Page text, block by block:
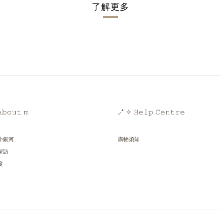
了解更多
𝚖
銀河
訪
⸝⁺ ✧ 𝙷𝚎𝚕𝚙 𝙲𝚎𝚗𝚝𝚛𝚎
購物須知